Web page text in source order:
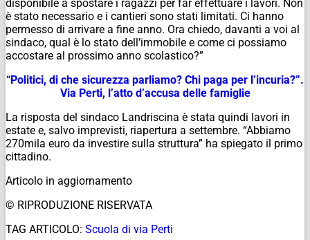
disponibile a spostare i ragazzi per far effettuare i lavori. Non
è stato necessario e i cantieri sono stati limitati. Ci hanno
permesso di arrivare a fine anno. Ora chiedo, davanti a voi al
sindaco, qual è lo stato dell’immobile e come ci possiamo
accostare al prossimo anno scolastico?”
“Politici, di che sicurezza parliamo? Chi paga per l’incuria?”.
Via Perti, l’atto d’accusa delle famiglie
La risposta del sindaco Landriscina è stata quindi lavori in
estate e, salvo imprevisti, riapertura a settembre. “Abbiamo
270mila euro da investire sulla struttura” ha spiegato il primo
cittadino.
Articolo in aggiornamento
© RIPRODUZIONE RISERVATA
TAG ARTICOLO: Scuola di via Perti